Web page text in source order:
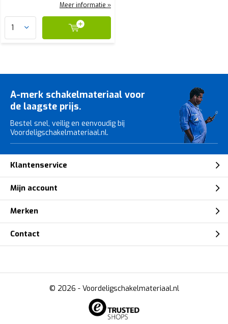
Meer informatie »
A-merk schakelmateriaal voor
de laagste prijs.
Bestel snel, veilig en eenvoudig bij
Voordeligschakelmateriaal.nl.
Klantenservice
Mijn account
Merken
Contact
© 2026 - Voordeligschakelmateriaal.nl